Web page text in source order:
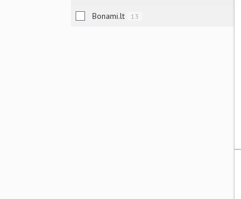
Bonami.lt 13